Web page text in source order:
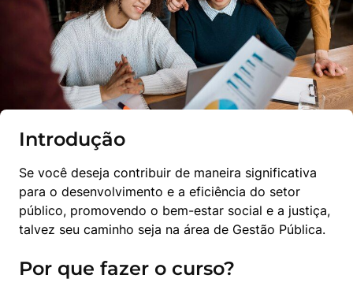
Introdução
Se você deseja contribuir de maneira significativa
para o desenvolvimento e a eficiência do setor
público, promovendo o bem-estar social e a justiça,
talvez seu caminho seja na área de Gestão Pública.
Por que fazer o curso?